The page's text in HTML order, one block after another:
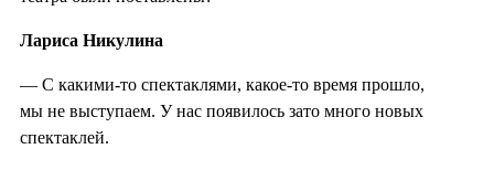
Лариса Никулина
— С какими-то спектаклями, какое-то время прошло,
мы не выступаем. У нас появилось зато много новых
спектаклей.